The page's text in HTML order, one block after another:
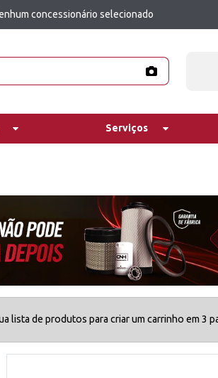
concessionário selecionado
Serviços
lista de produtos para criar um carrinho em 3